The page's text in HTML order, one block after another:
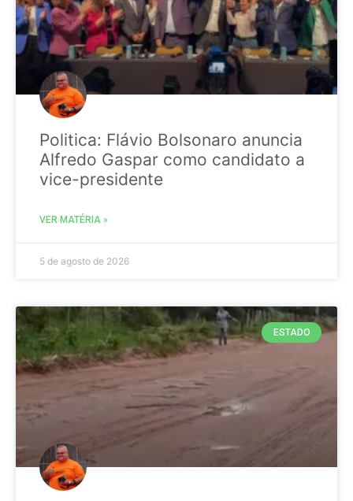
Politica: Flávio Bolsonaro anuncia
Alfredo Gaspar como candidato a
vice-presidente
VER MATÉRIA »
5 de agosto de 2026
ESTADO